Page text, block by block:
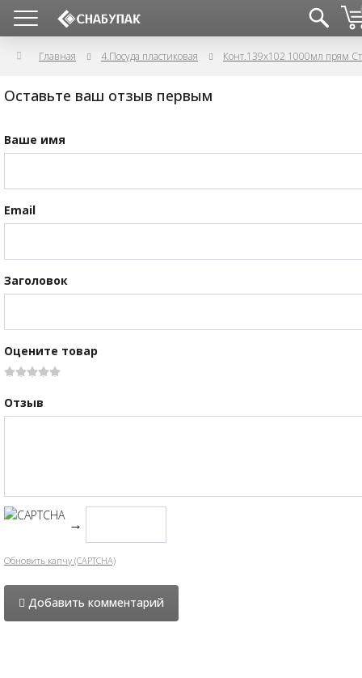
Главная 4.Посуда пластиковая Конт.139х102 1000мл прям
Оставьте ваш отзыв первым
Ваше имя
Email
Заголовок
Оцените товар
Отзыв
→
Обновить капчу (CAPTCHA)
Добавить комментарий